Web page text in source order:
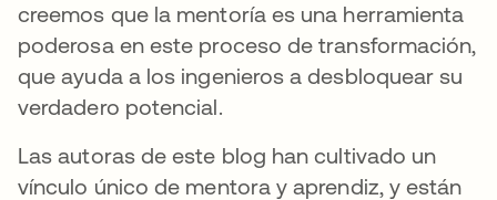
creemos que la mentoría es una herramienta
poderosa en este proceso de transformación,
que ayuda a los ingenieros a desbloquear su
verdadero potencial.
Las autoras de este blog han cultivado un
vínculo único de mentora y aprendiz, y están